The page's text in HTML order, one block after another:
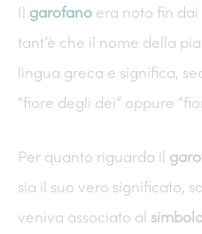
Il garofano era noto fin
tant’è che il nome della
lingua greca e significa,
“fiore degli dei” oppure
Per quanto riguarda il
sia il suo vero significato,
veniva associato al